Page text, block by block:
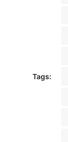
Tags: